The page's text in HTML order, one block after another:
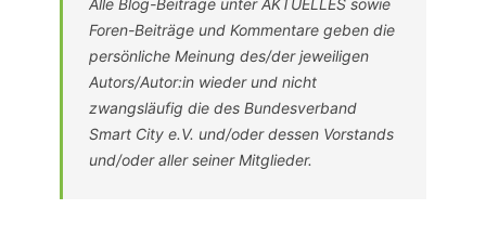
Alle Blog-Beiträge unter AKTUELLES sowie
Foren-Beiträge und Kommentare geben die
persönliche Meinung des/der jeweiligen
Autors/Autor:in wieder und nicht
zwangsläufig die des Bundesverband
Smart City e.V. und/oder dessen Vorstands
und/oder aller seiner Mitglieder.